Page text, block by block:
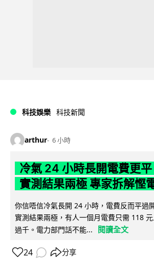
科技娛樂 科技新聞
arthur 6 小時
冷氣 24 小時長開電費更
實測結果兩極 專家拆解慳
你信唔信冷氣長開 24 小時，電費反而平過
實測結果兩極，有人一個月電費只需 118
過千。電力部門話不能...
閱讀全文
24 分享